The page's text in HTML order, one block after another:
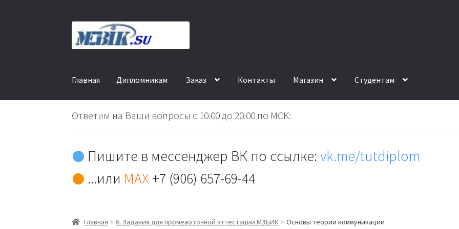
Перейти
навигации
Перейти
содержимому
Главная Дипломникам Заказ Контакты Магазин Студентам
Ответим на Ваши вопросы с 10.00 до 20.00 по МСК:
Пишите в мессенджер ВК по ссылке:vk.me/tutdiplom
...или MAX +7 (906) 657-69-44
Главная 6. Задания для промежуточной аттестации МЭБИК Основы теории коммуникации